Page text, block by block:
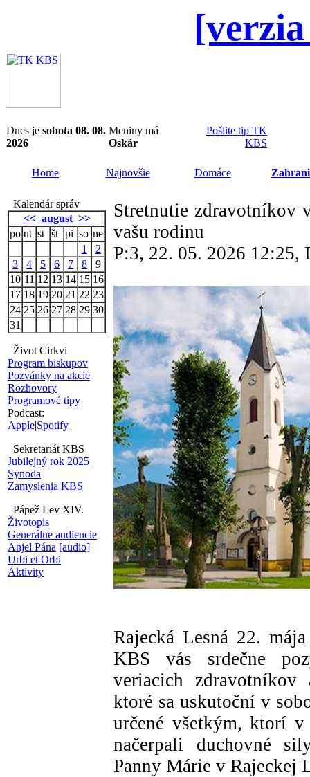
Dnes je sobota 08. 08.
2026
Meniny má
Oskár
Pošlite tip TK
KBS
Home Najnovšie Domáce
Kalendár správ
<< august >>
po ut st št pi so ne
1
2
3
4 5 6 7 8
9
10 11 12 13 14 15 16
17 18 19 20 21 22 23
24 25 26 27 28 29 30
31
Život Cirkvi
Program biskupov
Pozvánky na akcie
Rozhovory
Programové tipy
Podcast:
Apple|Spotify
Sekretariát KBS
Jubilejný rok 2025
Synoda
Zamyslenia KBS
Pápež Lev XIV.
Životopis
Generálne audiencie
Anjel Pána [audio]
Urbi et Orbi
Aktivity
Stretnutie zdravotníkov
vašu rodinu
P:3, 22. 05. 2026 12:25,
Rajecká Lesná 22.
KBS vás srdečne
veriacich
ktoré sa uskutoční v
určené všetkým, ktorí
načerpali duchovné
Panny Márie v Rajeckej